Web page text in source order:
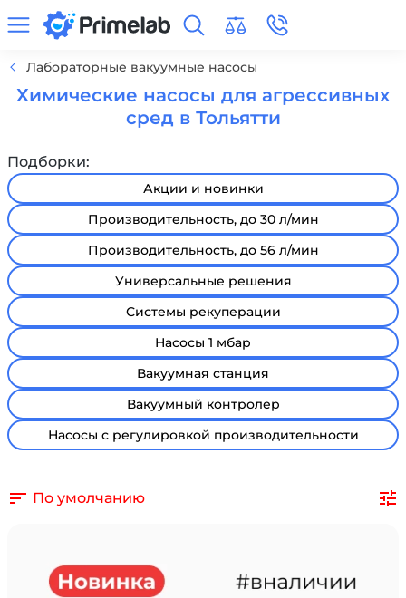
Лабораторные вакуумные насосы
Химические насосы для агрессивных
сред в Тольятти
Подборки:
Акции и новинки
Производительность, до 30 л/мин
Производительность, до 56 л/мин
Универсальные решения
Системы рекуперации
Насосы 1 мбар
Вакуумная станция
Вакуумный контролер
Насосы с регулировкой производительности
По умолчанию